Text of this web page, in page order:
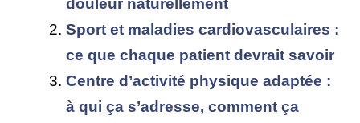
douleur naturellement
Sport et maladies cardiovasculaires :
ce que chaque patient devrait savoir
Centre d’activité physique adaptée :
à qui ça s’adresse, comment ça